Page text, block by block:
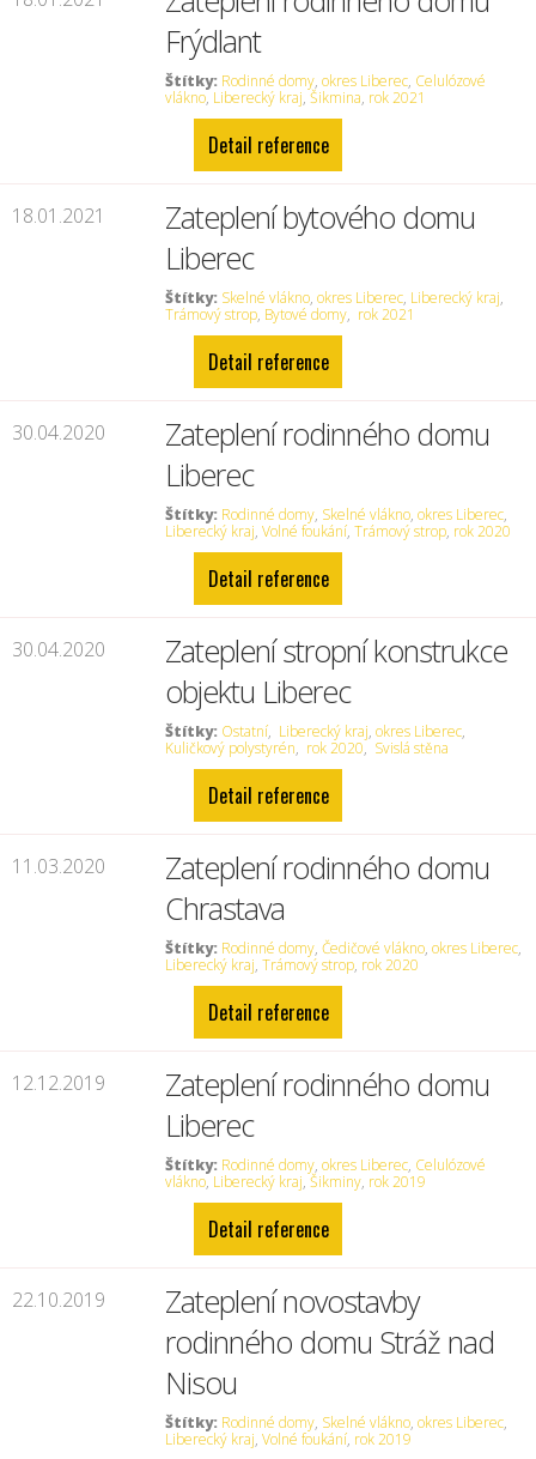
Frýdlant
Štítky: Rodinné domy,okres Liberec, Celulózové
vlákno, Liberecký kraj,Šikmina, rok 2021
Detail reference
18.01.2021
Zateplení bytového domu
Liberec
Štítky: Skelné vlákno,okres Liberec, Liberecký kraj,
Trámový strop, Bytové domy, rok 2021
Detail reference
30.04.2020
Zateplení rodinného domu
Liberec
Štítky: Rodinné domy, Skelné vlákno,okres Liberec,
Liberecký kraj,Volné foukání,Trámový strop, rok 2020
Detail reference
30.04.2020
Zateplení stropní konstrukce
objektu Liberec
Štítky: Ostatní, Liberecký kraj,okres Liberec,
Kuličkový polystyrén, rok 2020, Svislá stěna
Detail reference
11.03.2020
Zateplení rodinného domu
Chrastava
Štítky: Rodinné domy,Čedičové vlákno,okres Liberec,
Liberecký kraj,Trámový strop, rok 2020
Detail reference
12.12.2019
Zateplení rodinného domu
Liberec
Štítky: Rodinné domy,okres Liberec, Celulózové
vlákno, Liberecký kraj,Šikminy, rok 2019
Detail reference
22.10.2019
Zateplení novostavby
rodinného domu Stráž nad
Nisou
Štítky: Rodinné domy, Skelné vlákno,okres Liberec,
Liberecký kraj,Volné foukání, rok 2019